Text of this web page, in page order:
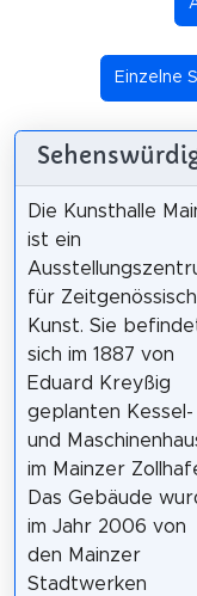
Einzelne
Die Kunsthalle
ist ein
für
Kunst. Sie
sich im 1887 von
Eduard Kreyßig
geplanten Kessel-
und
im Mainzer
Das Gebäude
im Jahr 2006 von
den Mainzer
Stadtwerken